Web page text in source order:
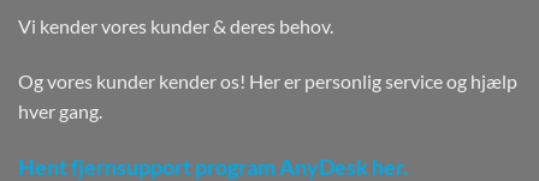
Vi kender vores kunder & deres behov.
Og vores kunder kender os! Her er personlig service og hjælp
hver gang.
Hent fjernsupport program AnyDesk her.